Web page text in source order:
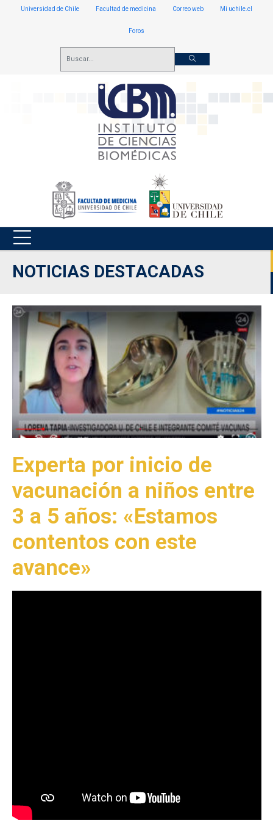
Universidad de Chile Facultad de medicina Correo web Mi uchile.cl
Foros
NOTICIAS DESTACADAS
Experta por inicio de
vacunación a niños entre
3 a 5 años: «Estamos
contentos con este
avance»